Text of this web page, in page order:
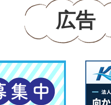
広告